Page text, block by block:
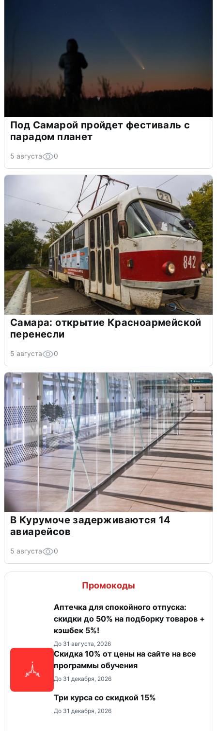
Под Самарой пройдет фестиваль с
парадом планет
5 августа 0
Самара: открытие Красноармейской
перенесли
5 августа 0
В Курумоче задерживаются 14
авиарейсов
5 августа 0
Промокоды
Аптечка для спокойного отпуска:
скидки до 50% на подборку товаров +
кэшбек 5%!
До 31 августа, 2026
Скидка 10% от цены на сайте на все
программы обучения
До 31 декабря, 2026
Три курса со скидкой 15%
До 31 декабря, 2026